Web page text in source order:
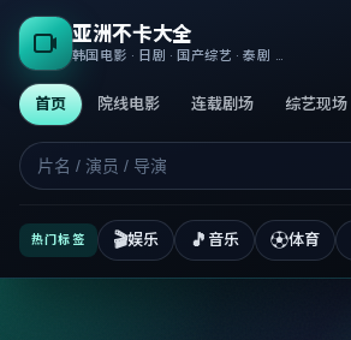
亚洲不卡大全
首页 院线电影 连载剧场 综艺现场
热门标签 🎬娱乐 🎵 音乐 ⚽体育